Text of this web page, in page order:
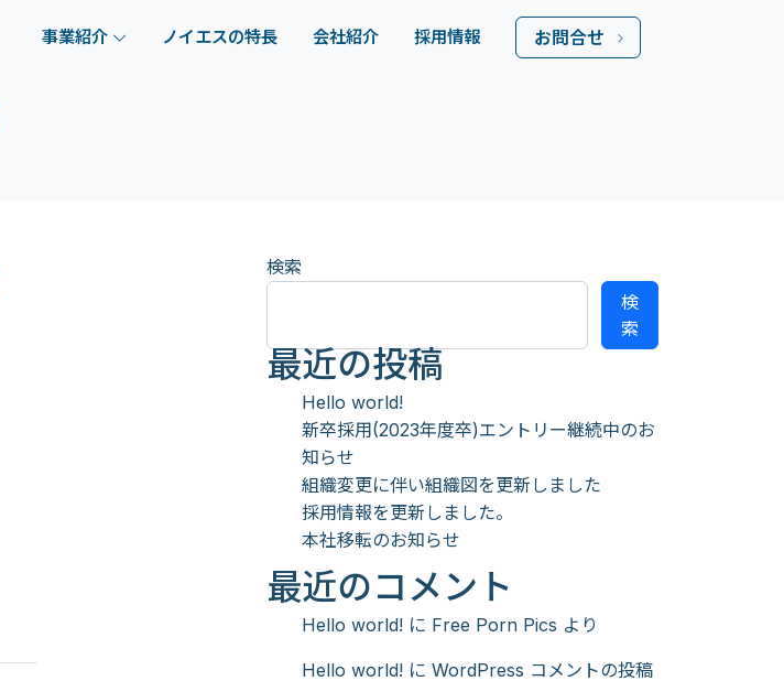
事業紹介 ノイエスの特長 会社紹介 採用情報 お問合せ
検索
検
索
最近の投稿
Hello world!
新卒採用(2023年度卒)エントリー継続中のお
知らせ
組織変更に伴い組織図を更新しました
採用情報を更新しました。
本社移転のお知らせ
最近のコメント
Hello world! に Free Porn Pics より
Hello world! に WordPress コメントの投稿